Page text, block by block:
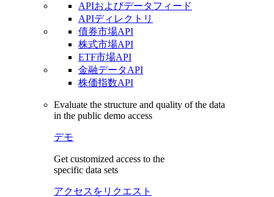
APIおよびデータフィード
APIディレクトリ
債券市場API
株式市場API
ETF市場API
金融データAPI
株価指数API
Evaluate the structure and quality of the data
in the public demo access
デモ
Get customized access to the
specific data sets
アクセスをリクエスト